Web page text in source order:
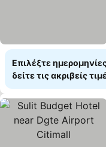
Επιλέξτε
δείτε τις ακριβείς